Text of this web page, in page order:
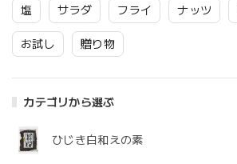
塩 サラダ フライ ナッツ
お試し 贈り物
カテゴリから選ぶ
ひじき白和えの素